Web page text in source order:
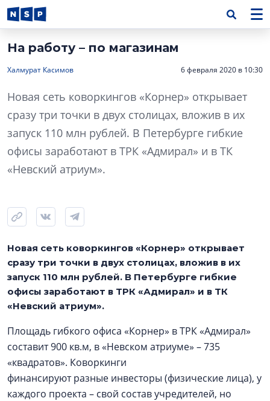
На работу – по магазинам
Халмурат Касимов 6 февраля 2020 в 10:30
Новая сеть коворкингов «Корнер» открывает
сразу три точки в двух столицах, вложив в их
запуск 110 млн рублей. В Петербурге гибкие
офисы заработают в ТРК «Адмирал» и в ТК
«Невский атриум».
Новая сеть коворкингов «Корнер» открывает
сразу три точки в двух столицах, вложив в их
запуск 110 млн рублей. В Петербурге гибкие
офисы заработают в ТРК «Адмирал» и в ТК
«Невский атриум».
Площадь гибкого офиса «Корнер» в ТРК «Адмирал»
составит 900 кв.м, в «Невском атриуме» – 735
«квадратов». Коворкинги
финансируют разные инвесторы (физические лица), у
каждого проекта – свой состав учредителей, но